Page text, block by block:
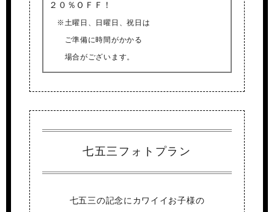
２０％ＯＦＦ！
※土曜日、日曜日、祝日は
ご準備に時間がかかる
場合がございます。
七五三フォトプラン
七五三の記念にカワイイお子様の